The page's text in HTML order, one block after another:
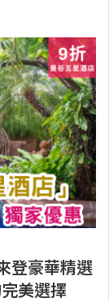
登豪華精選
美選擇